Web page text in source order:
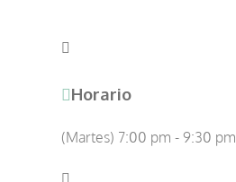
Horario
(Martes) 7:00 pm - 9:30 pm